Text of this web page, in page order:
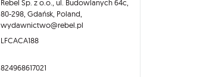
Rebel Sp. z o.o., ul. Budowlanych 64c,
80-298, Gdańsk, Poland,
wydawnictwo@rebel.pl
LFCACA188
824968617021